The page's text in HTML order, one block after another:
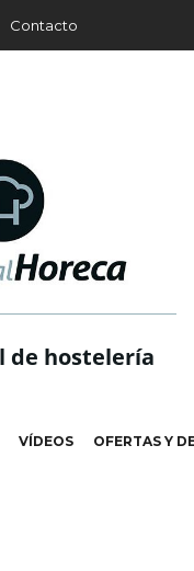
Contacto
de hostelería
VÍDEOS OFERTAS Y